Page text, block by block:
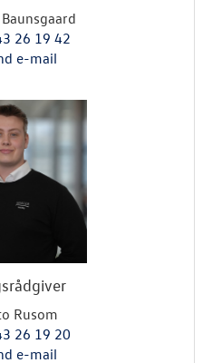
26 19 42
e-mail
Rusom
26 19 20
e-mail